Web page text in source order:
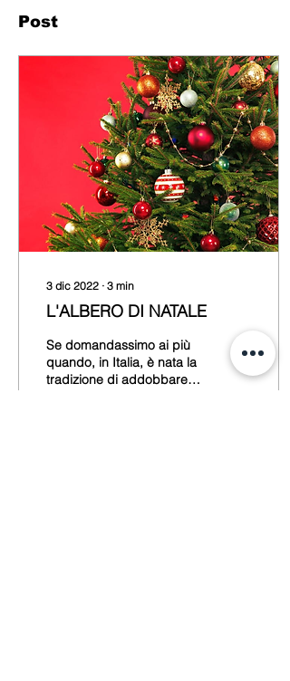
Post
3 dic 2022 ∙ 3 min
L'ALBERO DI NATALE
Se domandassimo ai più
quando, in Italia, è nata la
tradizione di addobbare